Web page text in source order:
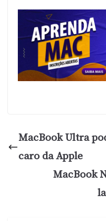
MacBook Ultra
caro da Apple
MacBook